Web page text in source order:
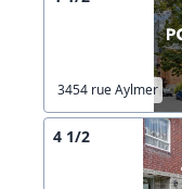
3454 rue Aylmer
4 1/2
Commentaires:
Commentaires: